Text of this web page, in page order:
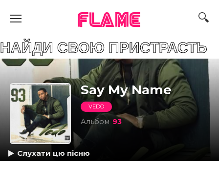
FLAME
СВОЮ ПРИСТРАСТЬ
Say My Name
VEDO
Альбом 93
Слухати цю пісню